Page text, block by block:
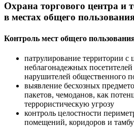
Охрана торгового центра и
в местах общего
Контроль мест общего
патрулирование территории с
неблагонадежных
нарушителей общественного
выявление бесхозных
пакетов, чемоданов, как
террористическую угрозу
контроль целостности
помещений, коридоров и